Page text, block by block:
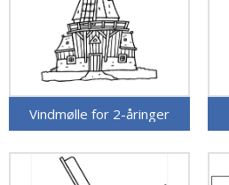
Vindmølle for 2-åringer